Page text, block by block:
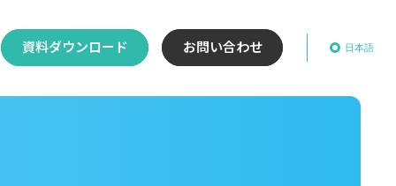
資料ダウンロード お問い合わせ 日本語